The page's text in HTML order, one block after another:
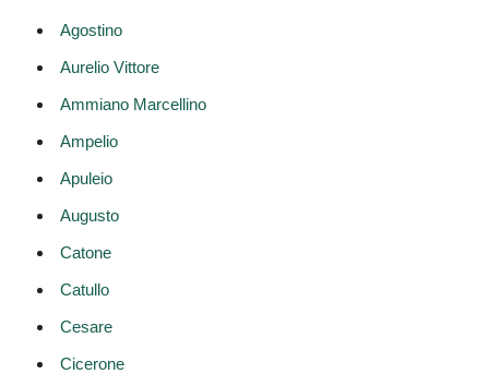
Agostino
Aurelio Vittore
Ammiano Marcellino
Ampelio
Apuleio
Augusto
Catone
Catullo
Cesare
Cicerone